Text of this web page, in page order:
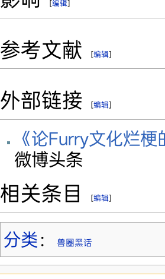
[编辑]
参考文献 [编辑]
外部链接 [编辑]
《论Furry文化烂
微博头条
相关条目 [编辑]
分类 ： 兽圈黑话